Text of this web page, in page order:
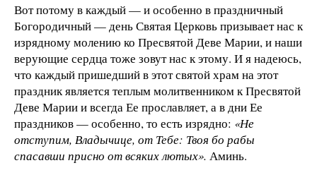
Вот потому в каждый — и особенно в праздничный
Богородичный — день Святая Церковь призывает нас к
изрядному молению ко Пресвятой Деве Марии, и наши
верующие сердца тоже зовут нас к этому. И я надеюсь,
что каждый пришедший в этот святой храм на этот
праздник является теплым молитвенником к Пресвятой
Деве Марии и всегда Ее прославляет, а в дни Ее
праздников — особенно, то есть изрядно: «Не
отступим, Владычице, от Тебе: Твоя бо рабы
спасавши присно от всяких лютых». Аминь.